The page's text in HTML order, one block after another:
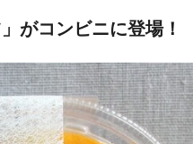
がコンビニに登場！